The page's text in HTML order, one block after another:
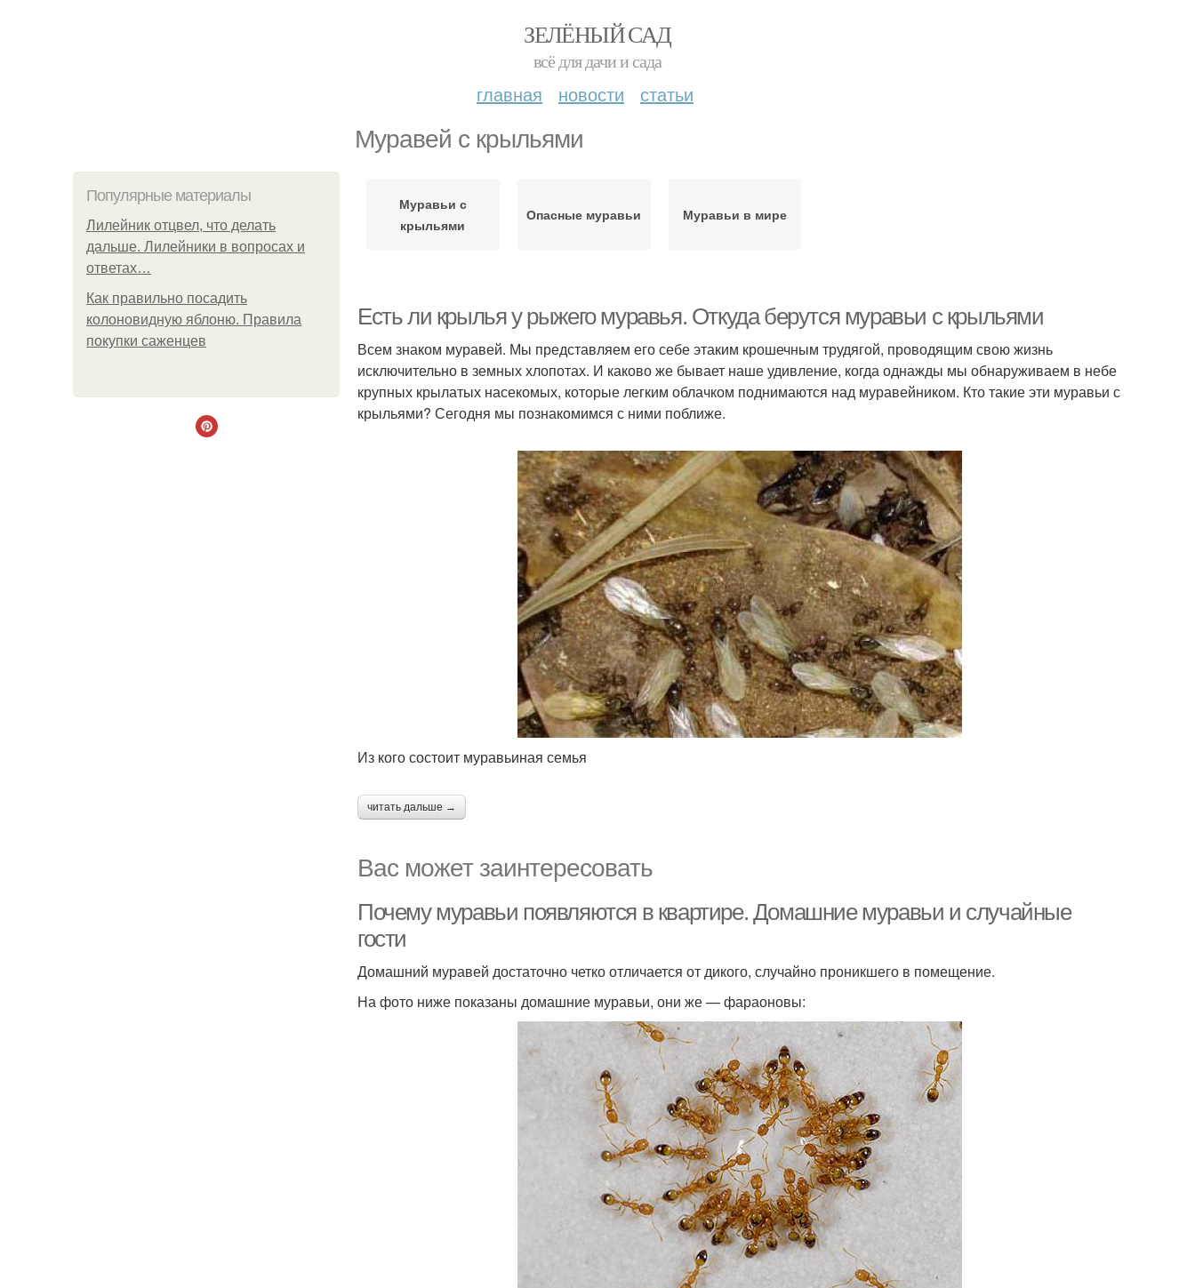
ЗЕЛЁНЫЙ САД
всё для дачи и сада
главная новости статьи
Муравей с крыльями
Популярные материалы
Лилейник отцвел, что делать
дальше. Лилейники в вопросах и
ответах…
Как правильно посадить
колоновидную яблоню. Правила
покупки саженцев
Муравьи с
крыльями
Опасные муравьи Муравьи в мире
Есть ли крылья у рыжего муравья. Откуда берутся муравьи с крыльями
Всем знаком муравей. Мы представляем его себе этаким крошечным трудягой, проводящим свою жизнь
исключительно в земных хлопотах. И каково же бывает наше удивление, когда однажды мы обнаруживаем в небе
крупных крылатых насекомых, которые легким облачком поднимаются над муравейником. Кто такие эти муравьи с
крыльями? Сегодня мы познакомимся с ними поближе.
Из кого состоит муравьиная семья
читать дальше →
Вас может заинтересовать
Почему муравьи появляются в квартире. Домашние муравьи и случайные
гости
Домашний муравей достаточно четко отличается от дикого, случайно проникшего в помещение.
На фото ниже показаны домашние муравьи, они же — фараоновы: